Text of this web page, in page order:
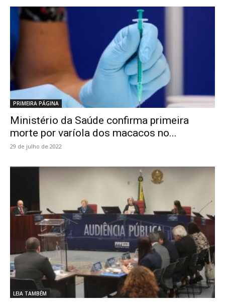
PRIMEIRA PÁGINA
Ministério da Saúde confirma primeira
morte por varíola dos macacos no...
29 de julho de 2022
LEIA TAMBÉM